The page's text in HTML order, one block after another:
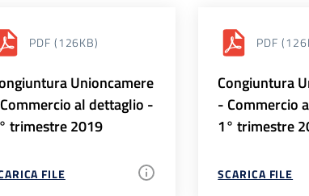
PDF (126KB)
Unioncamere
al dettaglio -
trimestre 2019
FILE
PDF
Congiuntura
- Commercio
1° trimestre
SCARICA FILE